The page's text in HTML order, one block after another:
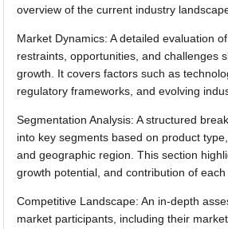
overview of the current industry
Market Dynamics: A detailed evaluation
restraints, opportunities, and challenges
growth. It covers factors such as
regulatory frameworks, and evolving
Segmentation Analysis: A structured
into key segments based on product
and geographic region. This section
growth potential, and contribution of
Competitive Landscape: An in-depth
market participants, including their